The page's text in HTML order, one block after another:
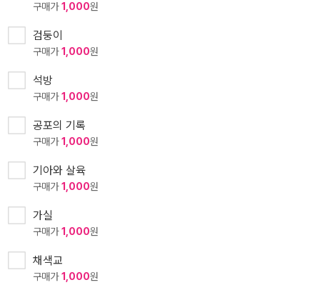
구매가1,000원
검둥이
구매가1,000원
석방
구매가1,000원
공포의 기록
구매가1,000원
기아와 살육
구매가1,000원
가실
구매가1,000원
채색교
구매가1,000원